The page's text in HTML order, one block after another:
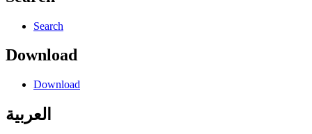
Search
Download
Download
العربية